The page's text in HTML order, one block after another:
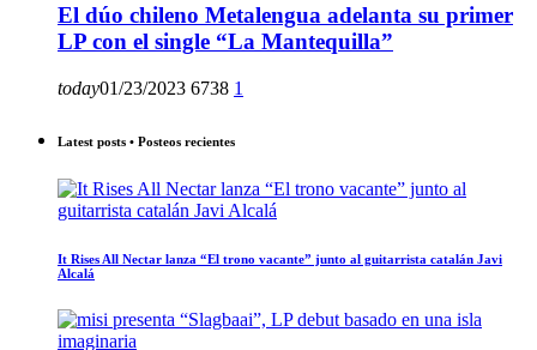
El dúo chileno Metalengua adelanta su primer
LP con el single “La Mantequilla”
today01/23/2023 6738 1
Latest posts • Posteos recientes
It Rises All Nectar lanza “El trono vacante” junto al guitarrista catalán Javi
Alcalá